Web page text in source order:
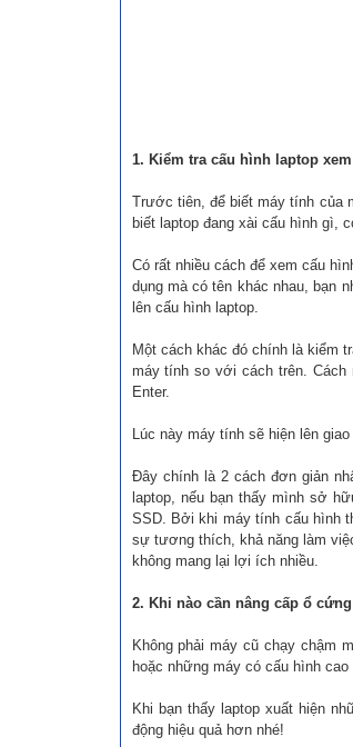
1. Kiểm tra cấu hình laptop
Trước tiên, để biết máy tính của
biết laptop đang xài cấu hình gì,
Có rất nhiều cách để xem cấu
dụng mà có tên khác nhau, bạn
lên cấu hình laptop.
Một cách khác đó chính là kiểm
máy tính so với cách trên.
Enter.
Lúc này máy tính sẽ hiện lên
Đây chính là 2 cách đơn giản
laptop, nếu bạn thấy mình sở
SSD. Bởi khi máy tính cấu hình
sự tương thích, khả năng làm
không mang lại lợi ích nhiều.
2. Khi nào cần nâng cấp ổ
Không phải máy cũ chạy chậm
hoặc những máy có cấu hình
Khi bạn thấy laptop xuất hiện
động hiệu quả hơn nhé!